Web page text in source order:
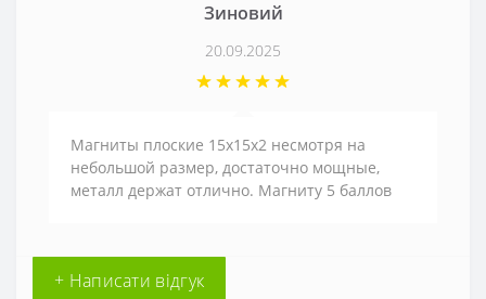
Зиновий
20.09.2025
Магниты плоские 15х15х2 несмотря на
небольшой размер, достаточно мощные,
металл держат отлично. Магниту 5 баллов
+ Написати відгук